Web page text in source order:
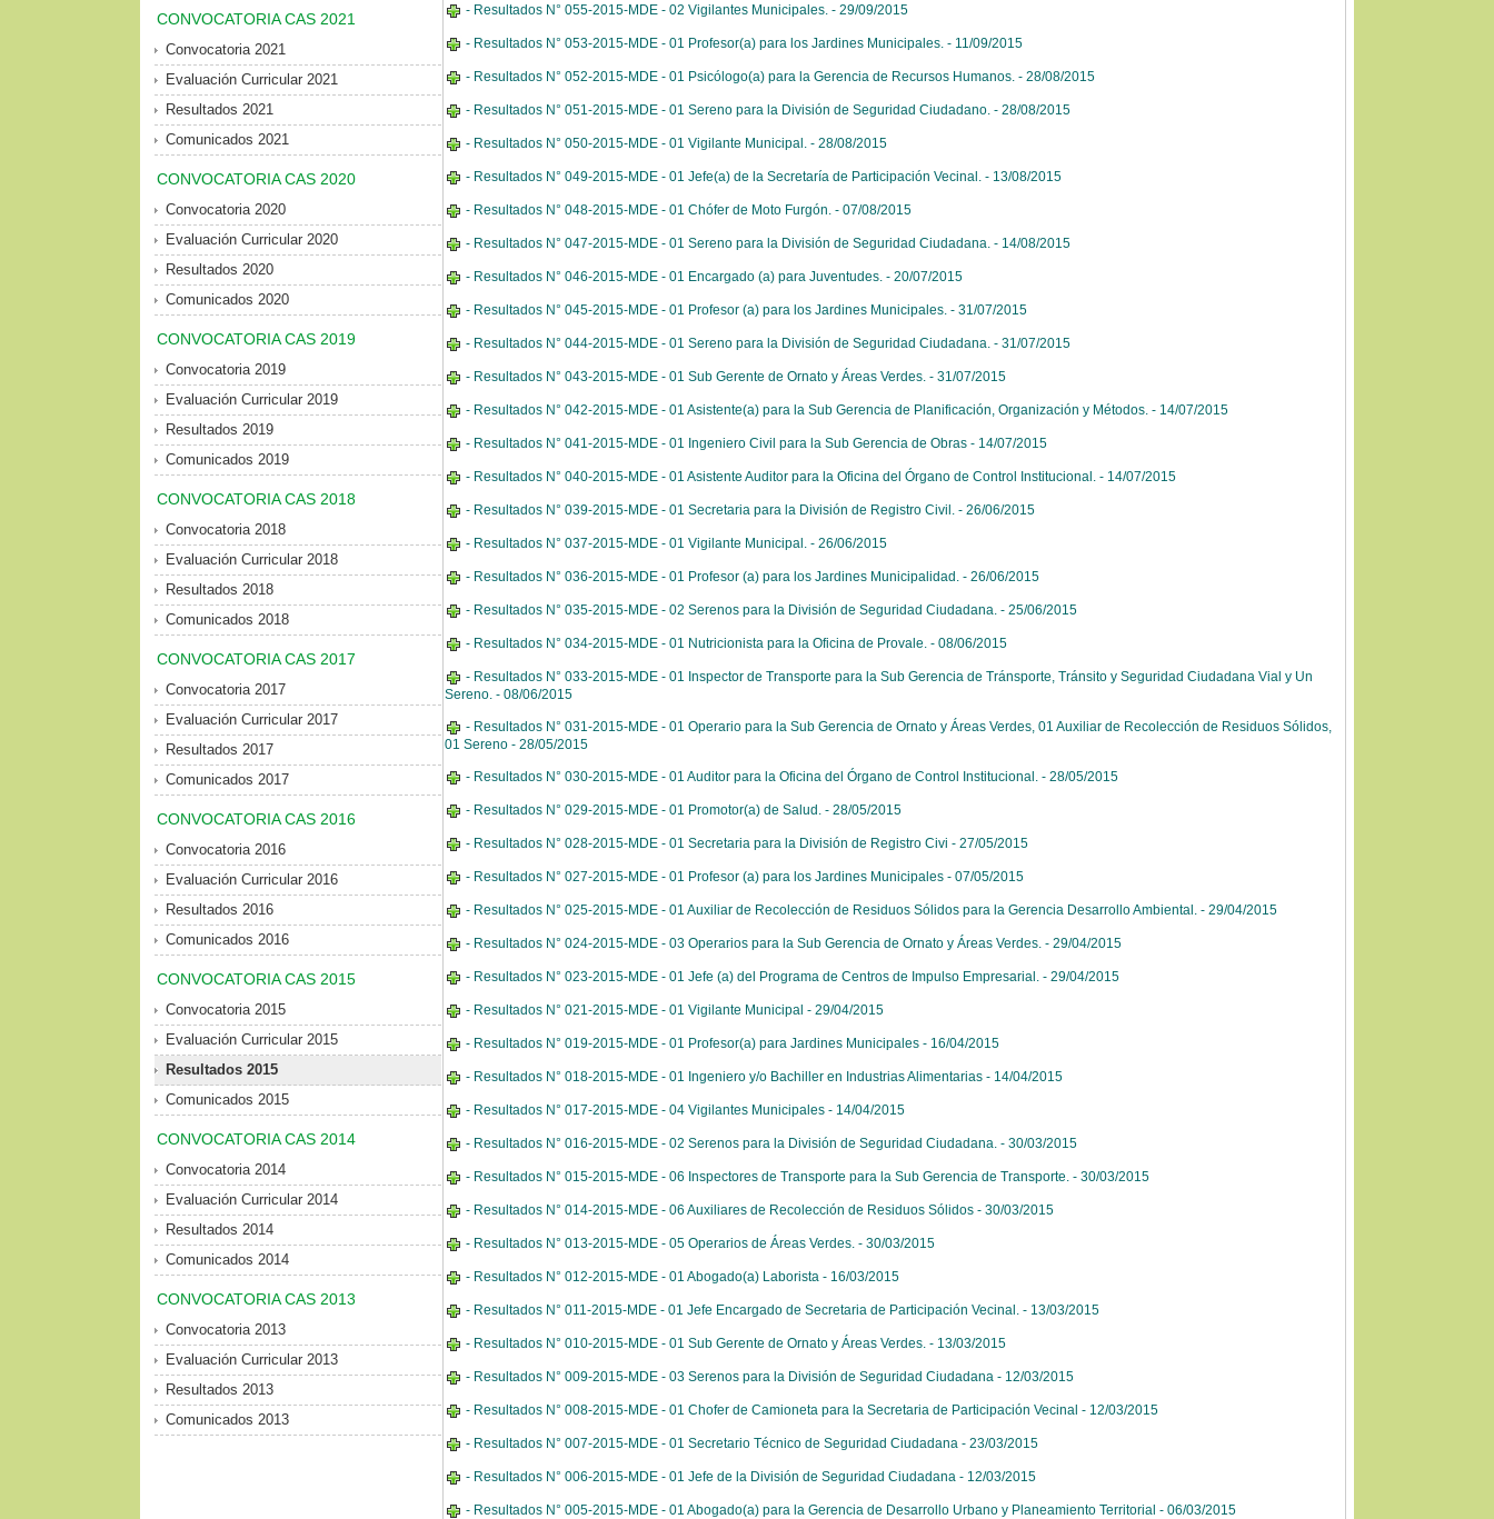
CONVOCATORIA CAS 2021
Convocatoria 2021
Evaluación Curricular 2021
Resultados 2021
Comunicados 2021
CONVOCATORIA CAS 2020
Convocatoria 2020
Evaluación Curricular 2020
Resultados 2020
Comunicados 2020
CONVOCATORIA CAS 2019
Convocatoria 2019
Evaluación Curricular 2019
Resultados 2019
Comunicados 2019
CONVOCATORIA CAS 2018
Convocatoria 2018
Evaluación Curricular 2018
Resultados 2018
Comunicados 2018
CONVOCATORIA CAS 2017
Convocatoria 2017
Evaluación Curricular 2017
Resultados 2017
Comunicados 2017
CONVOCATORIA CAS 2016
Convocatoria 2016
Evaluación Curricular 2016
Resultados 2016
Comunicados 2016
CONVOCATORIA CAS 2015
Convocatoria 2015
Evaluación Curricular 2015
Resultados 2015
Comunicados 2015
CONVOCATORIA CAS 2014
Convocatoria 2014
Evaluación Curricular 2014
Resultados 2014
Comunicados 2014
CONVOCATORIA CAS 2013
Convocatoria 2013
Evaluación Curricular 2013
Resultados 2013
Comunicados 2013
- Resultados N° 055-2015-MDE - 02 Vigilantes Municipales. - 29/09/2015
- Resultados N° 053-2015-MDE - 01 Profesor(a) para los Jardines Municipales. - 11/09/2015
- Resultados N° 052-2015-MDE - 01 Psicólogo(a) para la Gerencia de Recursos Humanos. - 28/08/2015
- Resultados N° 051-2015-MDE - 01 Sereno para la División de Seguridad Ciudadano. - 28/08/2015
- Resultados N° 050-2015-MDE - 01 Vigilante Municipal. - 28/08/2015
- Resultados N° 049-2015-MDE - 01 Jefe(a) de la Secretaría de Participación Vecinal. - 13/08/2015
- Resultados N° 048-2015-MDE - 01 Chófer de Moto Furgón. - 07/08/2015
- Resultados N° 047-2015-MDE - 01 Sereno para la División de Seguridad Ciudadana. - 14/08/2015
- Resultados N° 046-2015-MDE - 01 Encargado (a) para Juventudes. - 20/07/2015
- Resultados N° 045-2015-MDE - 01 Profesor (a) para los Jardines Municipales. - 31/07/2015
- Resultados N° 044-2015-MDE - 01 Sereno para la División de Seguridad Ciudadana. - 31/07/2015
- Resultados N° 043-2015-MDE - 01 Sub Gerente de Ornato y Áreas Verdes. - 31/07/2015
- Resultados N° 042-2015-MDE - 01 Asistente(a) para la Sub Gerencia de Planificación, Organización y Métodos. - 14/07/2015
- Resultados N° 041-2015-MDE - 01 Ingeniero Civil para la Sub Gerencia de Obras - 14/07/2015
- Resultados N° 040-2015-MDE - 01 Asistente Auditor para la Oficina del Órgano de Control Institucional. - 14/07/2015
- Resultados N° 039-2015-MDE - 01 Secretaria para la División de Registro Civil. - 26/06/2015
- Resultados N° 037-2015-MDE - 01 Vigilante Municipal. - 26/06/2015
- Resultados N° 036-2015-MDE - 01 Profesor (a) para los Jardines Municipalidad. - 26/06/2015
- Resultados N° 035-2015-MDE - 02 Serenos para la División de Seguridad Ciudadana. - 25/06/2015
- Resultados N° 034-2015-MDE - 01 Nutricionista para la Oficina de Provale. - 08/06/2015
- Resultados N° 033-2015-MDE - 01 Inspector de Transporte para la Sub Gerencia de Tránsporte, Tránsito y Seguridad Ciudadana Vial y Un
Sereno. - 08/06/2015
- Resultados N° 031-2015-MDE - 01 Operario para la Sub Gerencia de Ornato y Áreas Verdes, 01 Auxiliar de Recolección de Residuos Sólidos,
01 Sereno - 28/05/2015
- Resultados N° 030-2015-MDE - 01 Auditor para la Oficina del Órgano de Control Institucional. - 28/05/2015
- Resultados N° 029-2015-MDE - 01 Promotor(a) de Salud. - 28/05/2015
- Resultados N° 028-2015-MDE - 01 Secretaria para la División de Registro Civi - 27/05/2015
- Resultados N° 027-2015-MDE - 01 Profesor (a) para los Jardines Municipales - 07/05/2015
- Resultados N° 025-2015-MDE - 01 Auxiliar de Recolección de Residuos Sólidos para la Gerencia Desarrollo Ambiental. - 29/04/2015
- Resultados N° 024-2015-MDE - 03 Operarios para la Sub Gerencia de Ornato y Áreas Verdes. - 29/04/2015
- Resultados N° 023-2015-MDE - 01 Jefe (a) del Programa de Centros de Impulso Empresarial. - 29/04/2015
- Resultados N° 021-2015-MDE - 01 Vigilante Municipal - 29/04/2015
- Resultados N° 019-2015-MDE - 01 Profesor(a) para Jardines Municipales - 16/04/2015
- Resultados N° 018-2015-MDE - 01 Ingeniero y/o Bachiller en Industrias Alimentarias - 14/04/2015
- Resultados N° 017-2015-MDE - 04 Vigilantes Municipales - 14/04/2015
- Resultados N° 016-2015-MDE - 02 Serenos para la División de Seguridad Ciudadana. - 30/03/2015
- Resultados N° 015-2015-MDE - 06 Inspectores de Transporte para la Sub Gerencia de Transporte. - 30/03/2015
- Resultados N° 014-2015-MDE - 06 Auxiliares de Recolección de Residuos Sólidos - 30/03/2015
- Resultados N° 013-2015-MDE - 05 Operarios de Áreas Verdes. - 30/03/2015
- Resultados N° 012-2015-MDE - 01 Abogado(a) Laborista - 16/03/2015
- Resultados N° 011-2015-MDE - 01 Jefe Encargado de Secretaria de Participación Vecinal. - 13/03/2015
- Resultados N° 010-2015-MDE - 01 Sub Gerente de Ornato y Áreas Verdes. - 13/03/2015
- Resultados N° 009-2015-MDE - 03 Serenos para la División de Seguridad Ciudadana - 12/03/2015
- Resultados N° 008-2015-MDE - 01 Chofer de Camioneta para la Secretaria de Participación Vecinal - 12/03/2015
- Resultados N° 007-2015-MDE - 01 Secretario Técnico de Seguridad Ciudadana - 23/03/2015
- Resultados N° 006-2015-MDE - 01 Jefe de la División de Seguridad Ciudadana - 12/03/2015
- Resultados N° 005-2015-MDE - 01 Abogado(a) para la Gerencia de Desarrollo Urbano y Planeamiento Territorial - 06/03/2015